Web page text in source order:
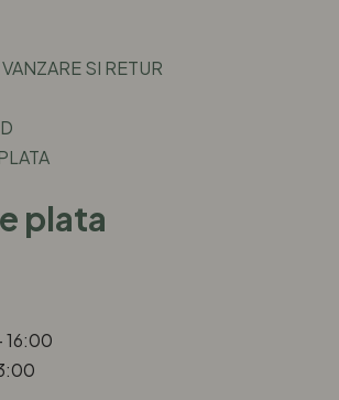
SI RETUR
plata
16:00